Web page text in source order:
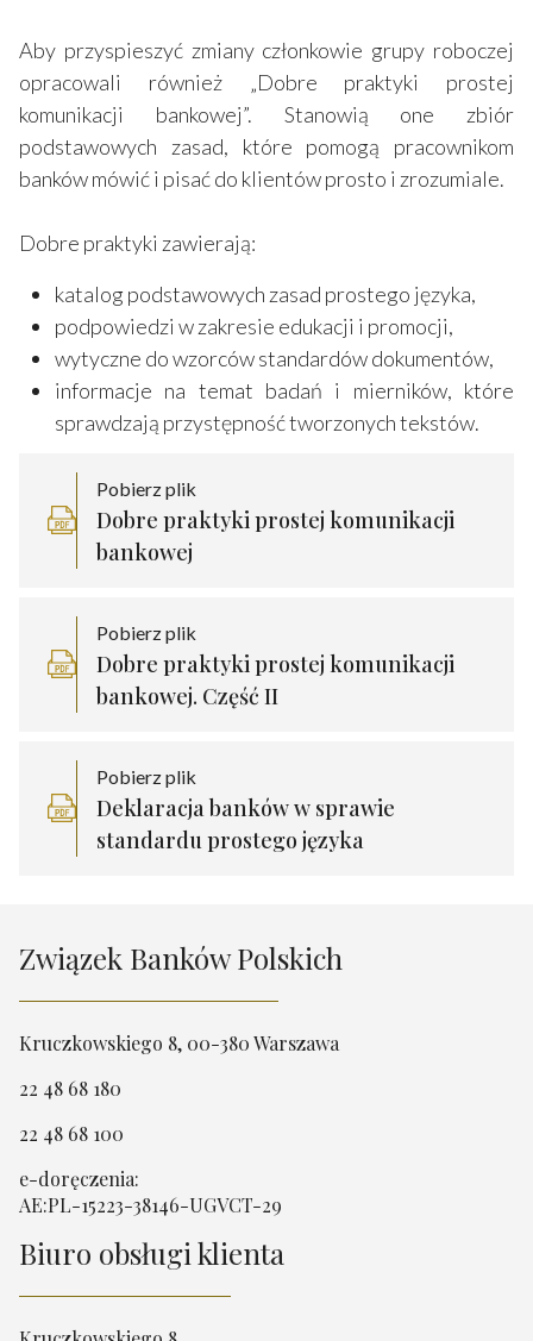
Aby przyspieszyć zmiany członkowie grupy roboczej
opracowali również „Dobre praktyki prostej
komunikacji bankowej”. Stanowią one zbiór
podstawowych zasad, które pomogą pracownikom
banków mówić i pisać do klientów prosto i zrozumiale.
Dobre praktyki zawierają:
katalog podstawowych zasad prostego języka,
podpowiedzi w zakresie edukacji i promocji,
wytyczne do wzorców standardów dokumentów,
informacje na temat badań i mierników, które
sprawdzają przystępność tworzonych tekstów.
Pobierz plik
Dobre praktyki prostej komunikacji
bankowej
Pobierz plik
Dobre praktyki prostej komunikacji
bankowej. Część II
Pobierz plik
Deklaracja banków w sprawie
standardu prostego języka
Związek Banków Polskich
Kruczkowskiego 8, 00-380 Warszawa
22 48 68 180
22 48 68 100
e-doręczenia:
AE:PL-15223-38146-UGVCT-29
Biuro obsługi klienta